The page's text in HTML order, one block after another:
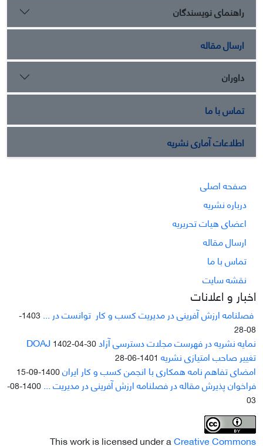
راهنمای نویسندگان
ارسال مقاله
داوران
تماس با ما
اطلاعات آماری نشریه
صفحه اصلی
درباره نشریه
اعضای هیات تحریریه
ارسال مقاله
تماس با ما
نقشه سایت
اخبار و اعلانات
فصلنامه ارزش آفرینی در مدیریت کسب و کار توانست در ...
1403-
08-28
نمایه نشریه در فهرست مجلات دسترسی آزاد DOAJ1402-04-30
تغییر صاحب امتیازی نشریه 1401-06-28
امضای تفاهم نامه همکاری با انجمن کسب و کار ایران1400-09-15
فراخوان پذیرش مقاله در فصلنامه ارزش آفرینی در مدیریت ...
1400-08-
03
This work is licensed under aCreative Commons